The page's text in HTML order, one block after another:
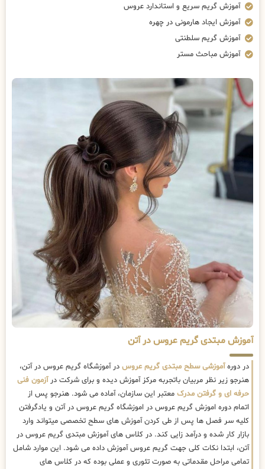
آموزش گریم سریع و استاندارد عروس
آموزش ایجاد هارمونی در چهره
آموزش گریم سلطنتی
آموزش مباحث مستر
آموزش مبتدی گریم عروس در آتن
در دورهآموزشی سطح مبتدی گریم عروس در آموزشگاه گریم عروس در آتن،
هنرجو زیر نظر مربیان باتجربه مرکز آموزش دیده و برای شرکت درآزمون فنی
حرفه ای و گرفتن مدرک معتبر این سازمان، آماده می شود. هنرجو پس از
اتمام دوره اموزش گریم عروس در اموزشگاه گریم عروس در آتن و یادگرفتن
کلیه سر فصل ها پس از طی کردن آموزش های سطح تخصصی میتواند وارد
بازار کار شده و درآمد زایی کند. در کلاس های آموزش مبتدی گریم عروس در
آتن، ابتدا نکات کلی جهت گریم عروس آموزش داده می شود. این موارد شامل
تمامی مراحل مقدماتی به صورت تئوری و عملی بوده که در کلاس های